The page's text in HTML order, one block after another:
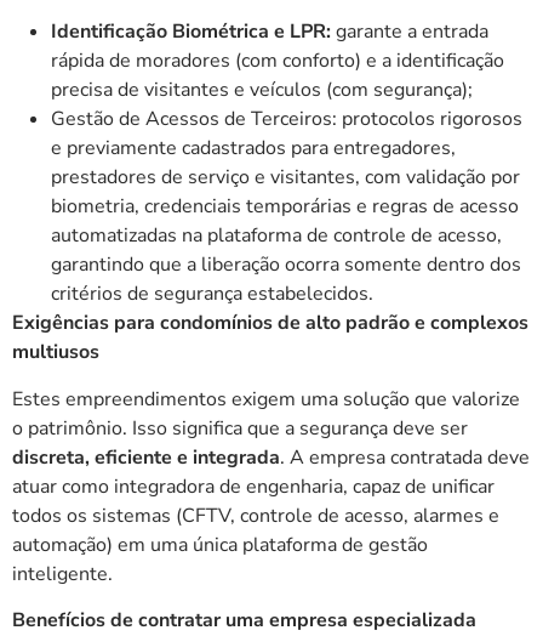
Identificação Biométrica e LPR:garante a entrada
rápida de moradores (com conforto) e a identificação
precisa de visitantes e veículos (com segurança);
Gestão de Acessos de Terceiros: protocolos rigorosos
e previamente cadastrados para entregadores,
prestadores de serviço e visitantes, com validação por
biometria, credenciais temporárias e regras de acesso
automatizadas na plataforma de controle de acesso,
garantindo que a liberação ocorra somente dentro dos
critérios de segurança estabelecidos.
Exigências para condomínios de alto padrão e complexos
multiusos
Estes empreendimentos exigem uma solução que valorize
o patrimônio. Isso significa que a segurança deve ser
discreta, eficiente e integrada. A empresa contratada deve
atuar como integradora de engenharia, capaz de unificar
todos os sistemas (CFTV, controle de acesso, alarmes e
automação) em uma única plataforma de gestão
inteligente.
Benefícios de contratar uma empresa especializada